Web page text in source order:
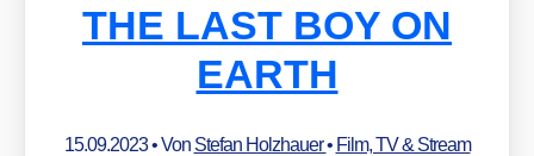
THE LAST BOY ON
EARTH
15.09.2023• Von Stefan Holzhauer• Film, TV & Stream